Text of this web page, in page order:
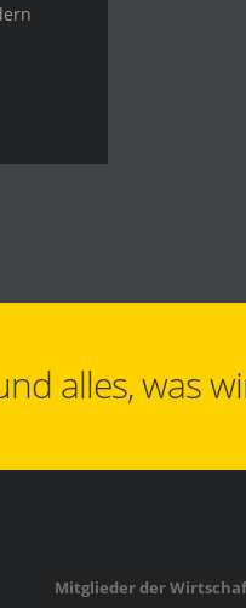
alles, was
Mitglieder der